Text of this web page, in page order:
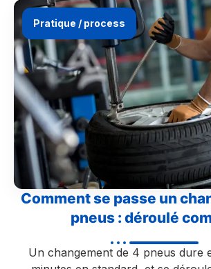
Pratique / process
Comment se passe un
pneus : déroulé
Un changement de 4 pneus dure